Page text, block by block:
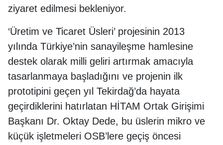
ziyaret edilmesi bekleniyor.
‘Üretim ve Ticaret Üsleri’ projesinin 2013
yılında Türkiye’nin sanayileşme hamlesine
destek olarak milli geliri artırmak amacıyla
tasarlanmaya başladığını ve projenin ilk
prototipini geçen yıl Tekirdağ’da hayata
geçirdiklerini hatırlatan HİTAM Ortak Girişimi
Başkanı Dr. Oktay Dede, bu üslerin mikro ve
küçük işletmeleri OSB’lere geçiş öncesi